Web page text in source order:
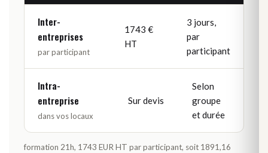
Inter-
entreprises
par participant
1743 €
HT
3 jours,
par
participant
Intra-
entreprise
dans vos locaux
Sur devis
Selon
groupe
et durée
formation 21h, 1743 EUR HT par participant, soit 1891,16